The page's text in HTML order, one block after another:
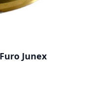
Junex